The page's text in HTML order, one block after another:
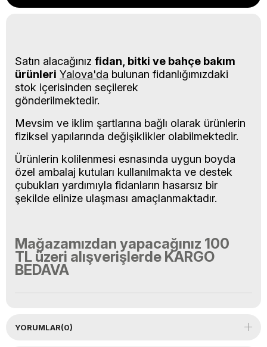
Satın alacağınız fidan, bitki ve bahçe bakım
ürünleri Yalova'da bulunan fidanlığımızdaki
stok içerisinden seçilerek
gönderilmektedir.
Mevsim ve iklim şartlarına bağlı olarak ürünlerin
fiziksel yapılarında değişiklikler olabilmektedir.
Ürünlerin kolilenmesi esnasında uygun boyda
özel ambalaj kutuları kullanılmakta ve destek
çubukları yardımıyla fidanların hasarsız bir
şekilde elinize ulaşması amaçlanmaktadır.
Mağazamızdan yapacağınız 100
TL üzeri alışverişlerde KARGO
BEDAVA
YORUMLAR(0)